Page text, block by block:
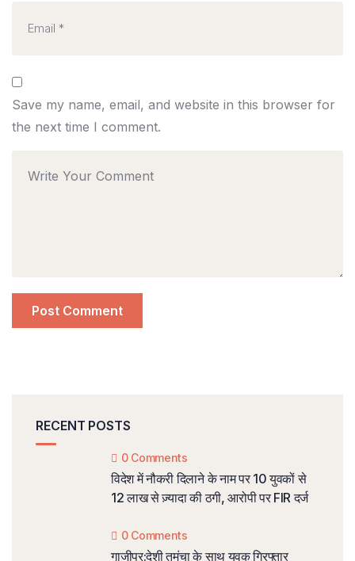
Save my name, email, and website in this browser for
the next time I comment.
RECENT POSTS
0 Comments
विदेश में नौकरी दिलाने के नाम पर 10 युवकों से
12 लाख से ज़्यादा की ठगी, आरोपी पर FIR दर्ज
0 Comments
गाजीपुर:देशी तमंचा के साथ युवक गिरफ्तार